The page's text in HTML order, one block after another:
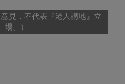
意見，不代表『港人講地』立
場。）